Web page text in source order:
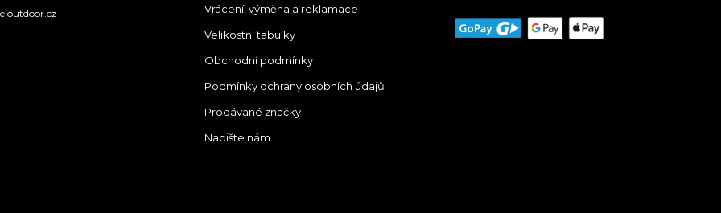
Vrácení, výměna a reklamace
Velikostní tabulky
Obchodní podmínky
Podmínky ochrany osobních údajů
Prodávané značky
Napište nám